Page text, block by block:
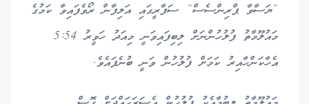
“ޔަސާވާ ޕްރިންސެސް“ ސަފާރީގައި އަލިފާން ރޯވެފައިވާ ކަމުގެ
މައުލޫމާތު ފުލުހުންނަށް ލިބިފައިވަނީ މިއަދު ހަވީރު 5:54
އެހާކަންހާއިރު ކަމަށް ފުލުހުން ވަނީ ބުނެފައެވެ.